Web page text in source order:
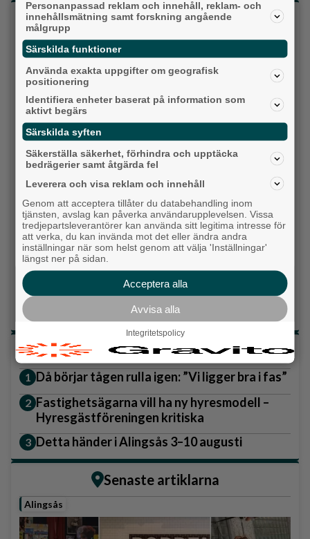
Vilket parti skulle du rösta på om det var val
idag?
Socialdemokraterna
Moderaterna
Vänsterpartiet
Sverigedemokraterna
Miljöpartiet
Kristdemokraterna
Centerpartiet
Topp tre denna veckan
Då börjar tågen rulla igen: ”Vi ligger bra i fas”
Fastighetsägarna vill ha ny hyresmodell –
Hyresgästföreningen kritiska
Detta händer i Alingsås 3–10 augusti
Senaste artiklarna
Alingsås
Personanpassad reklam och innehåll, reklam- och
innehållsmätning samt forskning angående
målgrupp
Särskilda funktioner
Använda exakta uppgifter om geografisk
positionering
Identifiera enheter baserat på information som
aktivt begärs
Särskilda syften
Säkerställa säkerhet, förhindra och upptäcka
bedrägerier samt åtgärda fel
Leverera och visa reklam och innehåll
Genom att acceptera tillåter du databehandling inom
tjänsten, avslag kan påverka användarupplevelsen. Vissa
tredjepartsleverantörer kan använda sitt legitima intresse för
att verka, du kan invända mot det eller ändra andra
inställningar när som helst genom att välja 'Inställningar'
längst ner på sidan.
Acceptera alla
Avvisa alla
Integritetspolicy